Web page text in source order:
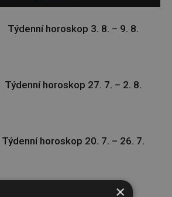
Týdenní horoskop 3. 8. – 9. 8.
Týdenní horoskop 27. 7. – 2. 8.
Týdenní horoskop 20. 7. – 26. 7.
×